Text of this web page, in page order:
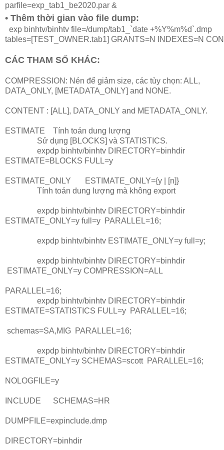
parfile=exp_tab1_be2020.par &
• Thêm thời gian vào file dump:
exp binhtv/binhtv file=/dump/tab1_`date +%Y%m%d`.dmp
tables=[TEST_OWNER.tab1] GRANTS=N INDEXES=N
CÁC THAM SỐ KHÁC:
COMPRESSION: Nén để giảm size, các tùy chọn: ALL,
DATA_ONLY, [METADATA_ONLY] and NONE.
CONTENT : [ALL], DATA_ONLY and METADATA_ONLY.
ESTIMATE
Tính toán dung lượng
Sử dụng [BLOCKS] và STATISTICS.
expdp binhtv/binhtv DIRECTORY=binhdir
ESTIMATE=BLOCKS FULL=y
ESTIMATE_ONLY
ESTIMATE_ONLY={y | [n]}
		Tính toán dung lượng mà không export
expdp binhtv/binhtv DIRECTORY=binhdir
ESTIMATE_ONLY=y full=y PARALLEL=16;
expdp binhtv/binhtv ESTIMATE_ONLY=y full=y;
expdp binhtv/binhtv DIRECTORY=binhdir
ESTIMATE_ONLY=y COMPRESSION=ALL
PARALLEL=16;
expdp binhtv/binhtv DIRECTORY=binhdir
ESTIMATE=STATISTICS FULL=y PARALLEL=16;
schemas=SA,MIG PARALLEL=16;
expdp binhtv/binhtv DIRECTORY=binhdir
ESTIMATE_ONLY=y SCHEMAS=scott PARALLEL=16;
NOLOGFILE=y
INCLUDE SCHEMAS=HR
DUMPFILE=expinclude.dmp
DIRECTORY=binhdir